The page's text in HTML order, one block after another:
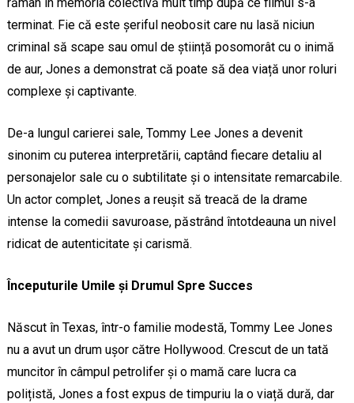
terminat. Fie că este șeriful neobosit care nu lasă niciun
criminal să scape sau omul de știință posomorât cu o inimă
de aur, Jones a demonstrat că poate să dea viață unor roluri
complexe și captivante.
De-a lungul carierei sale, Tommy Lee Jones a devenit
sinonim cu puterea interpretării, captând fiecare detaliu al
personajelor sale cu o subtilitate și o intensitate remarcabile.
Un actor complet, Jones a reușit să treacă de la drame
intense la comedii savuroase, păstrând întotdeauna un nivel
ridicat de autenticitate și carismă.
Începuturile Umile și Drumul Spre Succes
Născut în Texas, într-o familie modestă, Tommy Lee Jones
nu a avut un drum ușor către Hollywood. Crescut de un tată
muncitor în câmpul petrolifer și o mamă care lucra ca
polițistă, Jones a fost expus de timpuriu la o viață dură, dar